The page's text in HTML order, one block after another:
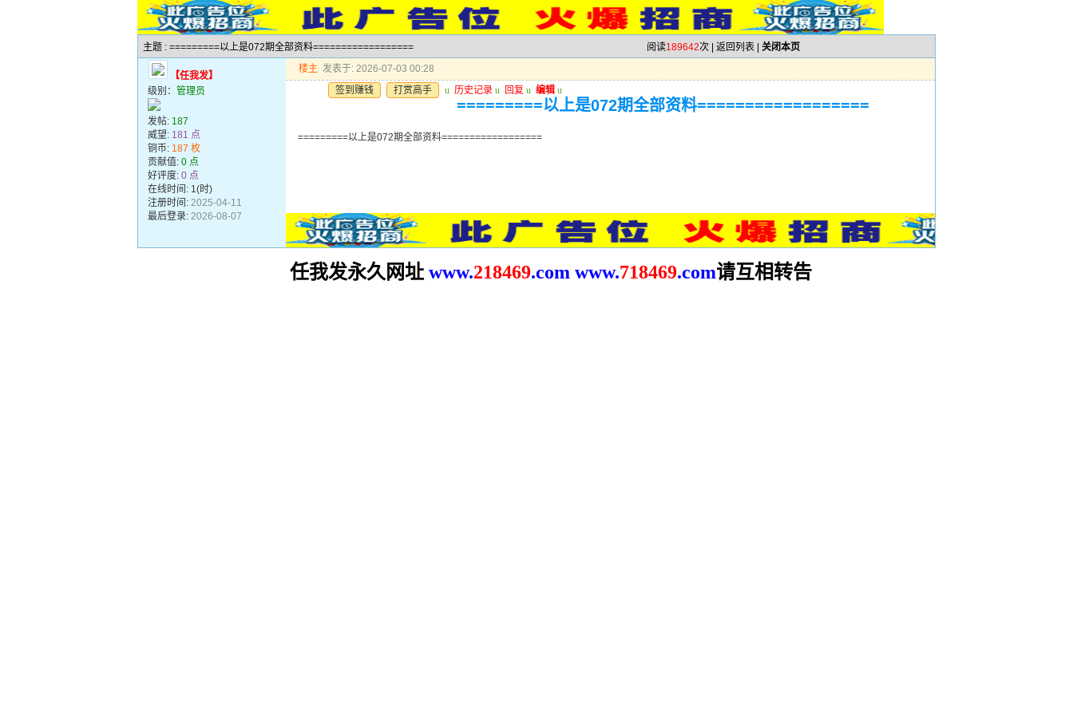
主题 : =========以上是072期全部资料================== 阅读189642次 | 返回列表 关闭本页
【任我发】
级别： 管理员
发帖: 187
威望: 181 点
铜币: 187 枚
贡献值: 0 点
好评度: 0 点
在线时间: 1(时)
注册时间: 2025-04-11
最后登录: 2026-08-07
楼主 发表于: 2026-07-03 00:28
签到赚钱
打赏高手 u 历史记录 u 回复 u 编辑 u
=========以上是072期全部资料==================
=========以上是072期全部资料==================
任我发永久网址 www.218469.com www.718469.com请互相转告